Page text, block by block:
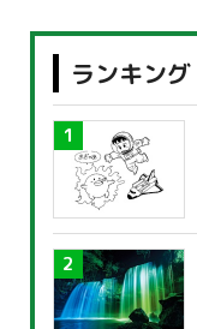
ランキング